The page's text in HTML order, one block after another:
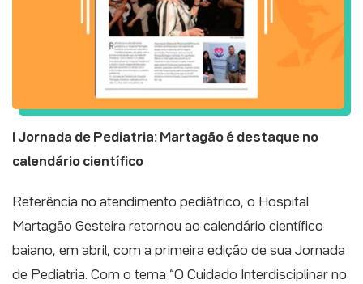
I Jornada de Pediatria: Martagão é destaque no
calendário científico
Referência no atendimento pediátrico, o Hospital
Martagão Gesteira retornou ao calendário científico
baiano, em abril, com a primeira edição de sua Jornada
de Pediatria. Com o tema “O Cuidado Interdisciplinar no